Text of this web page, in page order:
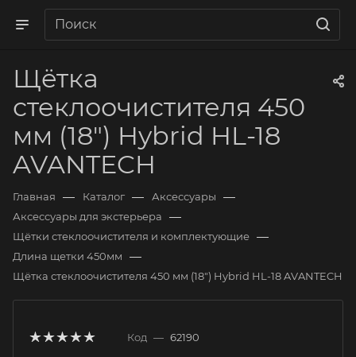
Щётка
стеклоочистителя 450
мм (18") Hybrid HL-18
AVANTECH
Главная — Каталог — Аксессуары —
Аксессуары для экстерьера —
Щётки стеклоочистителя и комплектующие —
Длина щетки 450мм —
Щётка стеклоочистителя 450 мм (18") Hybrid HL-18 AVANTECH
Код — 62190